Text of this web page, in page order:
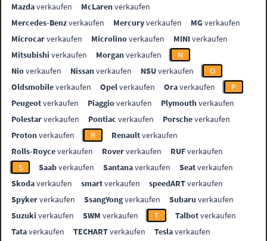
Mazdaverkaufen McLarenverkaufen
Mercedes-Benzverkaufen Mercuryverkaufen MGverkaufen
Microcarverkaufen Microlinoverkaufen MINIverkaufen
Mitsubishi verkaufen Morganverkaufen
N
Nioverkaufen Nissanverkaufen NSUverkaufen
O
Oldsmobileverkaufen Opelverkaufen Oraverkaufen
P
Peugeotverkaufen Piaggioverkaufen Plymouthverkaufen
Polestarverkaufen Pontiac verkaufen Porscheverkaufen
Protonverkaufen R Renaultverkaufen
Rolls-Royceverkaufen Roververkaufen RUFverkaufen
S
Saabverkaufen Santanaverkaufen Seatverkaufen
Skodaverkaufen smartverkaufen speedARTverkaufen
Spykerverkaufen SsangYongverkaufen Subaru verkaufen
Suzuki verkaufen SWM verkaufen T Talbotverkaufen
Tataverkaufen TECHARTverkaufen Teslaverkaufen